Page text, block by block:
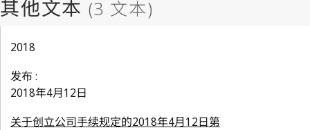
2018
发布 :
2018年4月12日
关于创立公司手续规定的2018年4月12日第